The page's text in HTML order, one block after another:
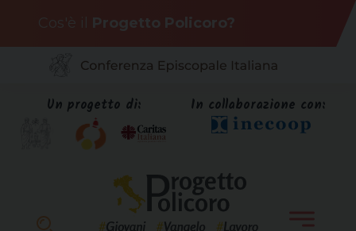
content
Cos'è il Progetto Policoro?
Un progetto di: In collaborazione con: